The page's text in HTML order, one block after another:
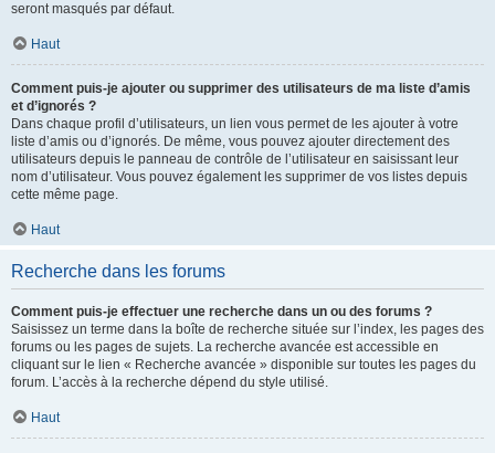
seront masqués par défaut.
Haut
Comment puis-je ajouter ou supprimer des utilisateurs de ma liste d’amis
et d’ignorés ?
Dans chaque profil d’utilisateurs, un lien vous permet de les ajouter à votre
liste d’amis ou d’ignorés. De même, vous pouvez ajouter directement des
utilisateurs depuis le panneau de contrôle de l’utilisateur en saisissant leur
nom d’utilisateur. Vous pouvez également les supprimer de vos listes depuis
cette même page.
Haut
Recherche dans les forums
Comment puis-je effectuer une recherche dans un ou des forums ?
Saisissez un terme dans la boîte de recherche située sur l’index, les pages des
forums ou les pages de sujets. La recherche avancée est accessible en
cliquant sur le lien « Recherche avancée » disponible sur toutes les pages du
forum. L’accès à la recherche dépend du style utilisé.
Haut